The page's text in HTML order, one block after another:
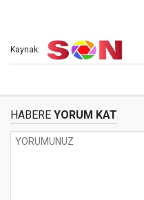
Kaynak:
HABERE YORUM KAT